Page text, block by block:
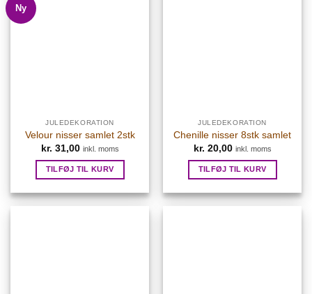
Ny
JULEDEKORATION
Velour nisser samlet 2stk
kr. 31,00 inkl. moms
TILFØJ TIL KURV
JULEDEKORATION
Chenille nisser 8stk samlet
kr. 20,00 inkl. moms
TILFØJ TIL KURV